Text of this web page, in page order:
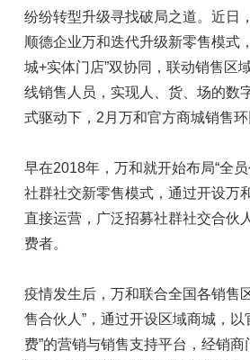
纷纷转型升级寻找破局之道。近日
顺德企业万和迭代升级新零售模式
城+实体门店”双协同，联动销售区
线销售人员，实现人、货、场的数
式驱动下，2月万和官方商城销售环
早在2018年，万和就开始布局“全员
社群社交新零售模式，通过开设万
直接运营，广泛招募社群社交合伙
费者。
疫情发生后，万和联合全国各销售
售合伙人”，通过开设区域商城，以
费”的营销与销售支持平台，经销